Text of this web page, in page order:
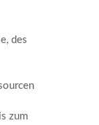
des
zum